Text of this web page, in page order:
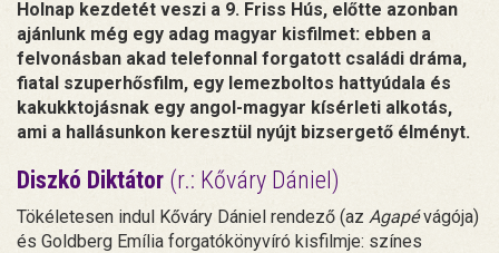
Holnap kezdetét veszi a 9. Friss Hús, előtte azonban
ajánlunk még egy adag magyar kisfilmet: ebben a
felvonásban akad telefonnal forgatott családi dráma,
fiatal szuperhősfilm, egy lemezboltos hattyúdala és
kakukktojásnak egy angol-magyar kísérleti alkotás,
ami a hallásunkon keresztül nyújt bizsergető élményt.
Diszkó Diktátor (r.: Kőváry Dániel)
Tökéletesen indul Kőváry Dániel rendező (az Agapévágója)
és Goldberg Emília forgatókönyvíró kisfilmje: színes